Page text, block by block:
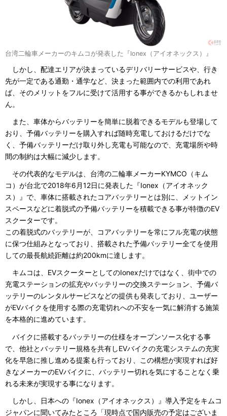
台湾二輪車メーカーのキムコが発表した『Ionex（アイオネックス）』
しかし、配達エリアが決まっているデリバリーサービスや、行き
先が一定である通勤・通学など、決まった範囲内での利用であれ
ば、そのメリットをフルに受けて活用する事ができるかもしれませ
ん。
また、車体からバッテリーを簡単に脱着できるモデルも登場して
おり、予備バッテリーを購入すれば随時充電しておけるだけでな
く、予備バッテリーだけ取り外し充電も可能なので、充電場所や時
間の制約は大幅に減少します。
その代表的なモデルは、台湾の二輪車メーカーKYMCO（キム
コ）が台北で2018年6月12日に発表した『Ionex（アイオネック
ス）』で、車体に搭載されたコアバッテリーとは別に、メットイン
スペースなどに着脱式の予備バッテリーを積載できる事が特徴のEV
スクーターです。
この着脱式のバッテリーが、コアバッテリーを常にフル充電の状態
に保つ仕組みとなっており、搭載された予備バッテリー全てを使用
しての最長航続距離は約200kmに達します。
キムコは、EVスクーターとしてのIonexだけではなく、街中での
充電ステーションの拡充やバッテリーの交換ステーション、予備バ
ッテリーのレンタルサービスなどの提供も発表しており、ユーザー
がEVバイクを使用する際の充電切れへの不安を一気に解消する施策
を本格的に進めています。
バイクに搭載するバッテリーの仕様をオープンソース化する事
で、他社とバッテリー規格を共有しEVバイクの充電システムの充実
化を早急に推し進める提案も行っており、この構想が実現すれば好
きなメーカーのEVバイクに、バッテリー切れを気にすることなく乗
れる未来が実現する事になります。
しかし、日本への『Ionex（アイオネックス）』導入予定をキムコ
ジャパンに聞いてみたところ「現時点で国内販売の予定はございま